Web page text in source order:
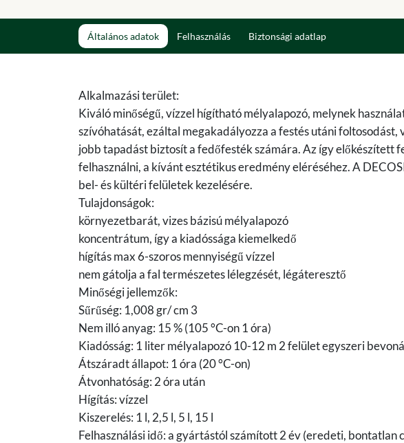
Általános adatok Felhasználás Biztonsági adatlap
Alkalmazási terület:
Kiváló minőségű, vízzel hígítható mélyalapozó, melynek
szívóhatását, ezáltal megakadályozza a festés utáni
jobb tapadást biztosít a fedőfesték számára. Az így előkészített
felhasználni, a kívánt esztétikus eredmény eléréséhez. A
bel- és kültéri felületek kezelésére.
Tulajdonságok:
környezetbarát, vizes bázisú mélyalapozó
koncentrátum, így a kiadóssága kiemelkedő
hígítás max 6-szoros mennyiségű vízzel
nem gátolja a fal természetes lélegzését, légáteresztő
Minőségi jellemzők:
Sűrűség: 1,008 gr/ cm 3
Nem illó anyag: 15 % (105 °C-on 1 óra)
Kiadósság: 1 liter mélyalapozó 10-12 m 2 felület egyszeri
Átszáradt állapot: 1 óra (20 °C-on)
Átvonhatóság: 2 óra után
Hígítás: vízzel
Kiszerelés: 1 l, 2,5 l, 5 l, 15 l
Felhasználási idő: a gyártástól számított 2 év (eredeti, bontatlan